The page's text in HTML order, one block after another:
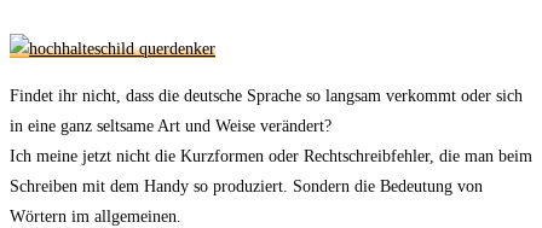
Findet ihr nicht, dass die deutsche Sprache so langsam verkommt oder sich
in eine ganz seltsame Art und Weise verändert?
Ich meine jetzt nicht die Kurzformen oder Rechtschreibfehler, die man beim
Schreiben mit dem Handy so produziert. Sondern die Bedeutung von
Wörtern im allgemeinen.